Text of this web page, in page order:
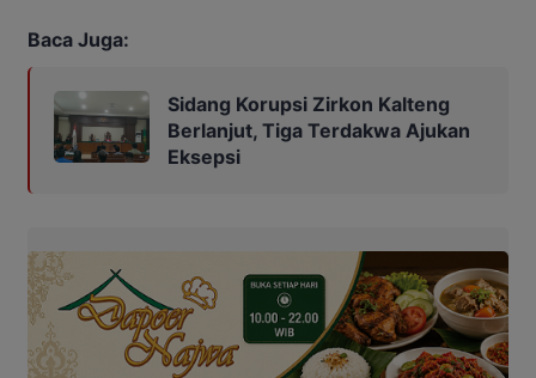
Baca Juga:
Sidang Korupsi Zirkon Kalteng
Berlanjut, Tiga Terdakwa Ajukan
Eksepsi